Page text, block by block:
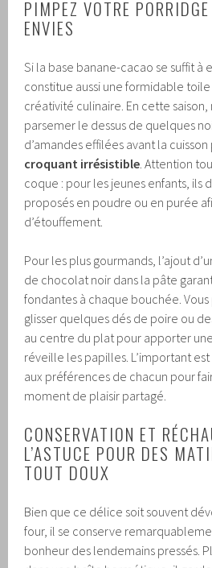
PIMPEZ VOTRE
ENVIES
Si la base banane-cacao se suffit
constitue aussi une formidable
créativité culinaire. En cette saison,
parsemer le dessus de quelques
d’amandes effilées avant la
croquant irrésistible . Attention
coque : pour les jeunes enfants, ils
proposés en poudre ou en purée
d’étouffement.
Pour les plus gourmands, l’ajout
de chocolat noir dans la pâte
fondantes à chaque bouchée.
glisser quelques dés de poire ou
au centre du plat pour apporter une
réveille les papilles. L’important
aux préférences de chacun pour
moment de plaisir partagé.
CONSERVATION ET
L’ASTUCE POUR DES
TOUT DOUX
Bien que ce délice soit souvent
four, il se conserve
bonheur des lendemains pressés.